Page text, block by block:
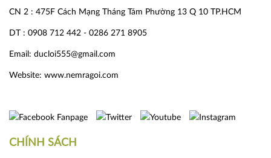
CN 2 : 475F Cách Mạng Tháng Tám Phường 13 Q 10 TP.HCM
DT : 0908 712 442 - 0286 271 8905
Email: ducloi555@gmail.com
Website: www.nemragoi.com
CHÍNH SÁCH